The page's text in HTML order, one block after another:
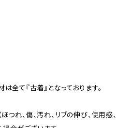
全て『古着』となっております。
つれ、傷、汚れ、リブの伸び、使用感、